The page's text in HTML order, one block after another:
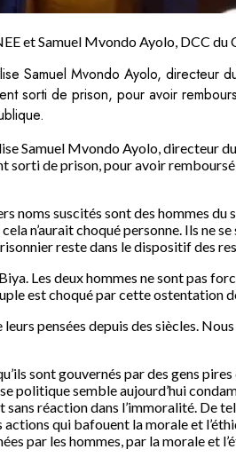
et Samuel Mvondo Ayolo, DCC
Samuel Mvondo Ayolo, directeur
sorti de prison, pour avoir
Samuel Mvondo Ayolo, directeur
sorti de prison, pour avoir
noms suscités sont des hommes
n’aurait choqué personne. Ils ne
reste dans le dispositif des
Les deux hommes ne sont pas
est choqué par cette ostentation
pensées depuis des siècles.
sont gouvernés par des gens
semble aujourd’hui
sans réaction dans l’immoralité.
qui bafouent la morale et
par les hommes, par la morale et